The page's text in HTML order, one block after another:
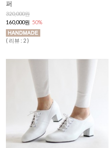
퍼
320,000원
160,000원 50%
( 리뷰 : 2 )